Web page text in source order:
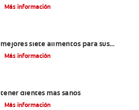
Más información
mejores siete alimentos para sus
dientes
Más información
tener dientes más sanos
Más información